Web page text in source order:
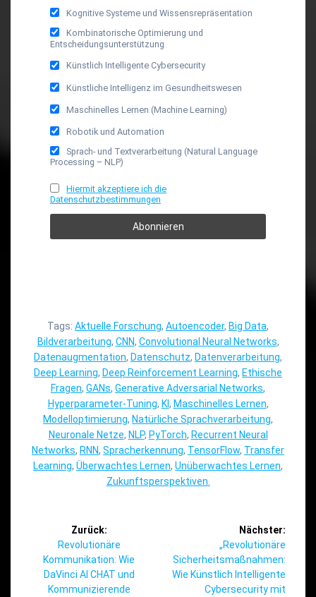
Kognitive Systeme und Wissensrepräsentation
Kombinatorische Optimierung und
Entscheidungsunterstützung
Künstlich Intelligente Cybersecurity
Künstliche Intelligenz im Gesundheitswesen
Maschinelles Lernen (Machine Learning)
Robotik und Automation
Sprach- und Textverarbeitung (Natural Language
Processing – NLP)
Hiermit akzeptiere ich die
Datenschutzbestimmungen
Tags: Aktuelle Forschung, Autoencoder, Big Data,
Bildverarbeitung, CNN, Convolutional Neural Networks,
Datenaugmentation, Datenschutz, Datenverarbeitung,
Deep Learning, Deep Reinforcement Learning, Ethische
Fragen, GANs, Generative Adversarial Networks,
Hyperparameter-Tuning, KI, Maschinelles Lernen,
Modelloptimierung, Natürliche Sprachverarbeitung,
Neuronale Netze, NLP, PyTorch, Recurrent Neural
Networks, RNN, Spracherkennung, TensorFlow, Transfer
Learning, Überwachtes Lernen, Unüberwachtes Lernen,
Zukunftsperspektiven.
Beitragsnavigation
Zurück:
Vorheriger
Beitrag:
Revolutionäre
Kommunikation: Wie
DaVinci AI CHAT und
Kommunizierende
Nächster:
Nächster
Beitrag:
„Revolutionäre
Sicherheitsmaßnahmen:
Wie Künstlich Intelligente
Cybersecurity mit